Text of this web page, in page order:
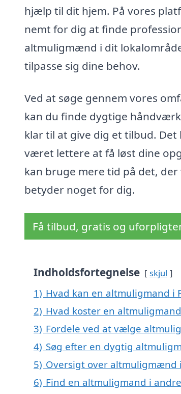
hjælp til dit hjem. På vores
nemt for dig at finde
altmuligmænd i dit
tilpasse sig dine behov.
Ved at søge gennem vores
kan du finde dygtige
klar til at give dig et tilbud. Det
været lettere at få løst dine
kan bruge mere tid på det, der
betyder noget for dig.
Få tilbud, gratis og
Indholdsfortegnelse skjul
1) Hvad kan en altmuligmand i
2) Hvad koster en
3) Fordele ved at vælge
4) Søg efter en dygtig
5) Oversigt over altmuligmænd
6) Find en altmuligmand i